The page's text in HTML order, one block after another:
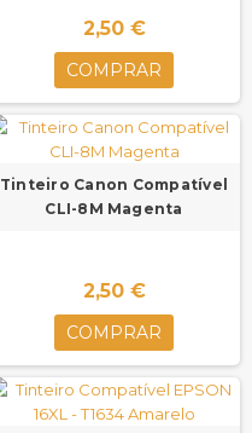
2,50 €
COMPRAR
Tinteiro Canon Compatível
CLI-8M Magenta
2,50 €
COMPRAR